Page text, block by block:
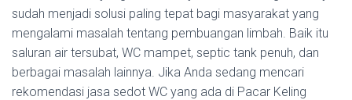
sudah menjadi solusi paling tepat bagi masyarakat yang
mengalami masalah tentang pembuangan limbah. Baik itu
saluran air tersubat, WC mampet, septic tank penuh, dan
berbagai masalah lainnya. Jika Anda sedang mencari
rekomendasi jasa sedot WC yang ada di Pacar Keling